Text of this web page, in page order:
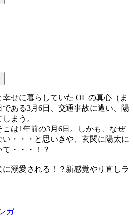
せに暮らしていた OL の真心（ま
ある3月6日、交通事故に遭い、陽
まう。
は1年前の3月6日。しかも、なぜ
・・・と思いきや、玄関に陽太に
・・・！？
溺愛される！？新感覚やり直しラ
ガ